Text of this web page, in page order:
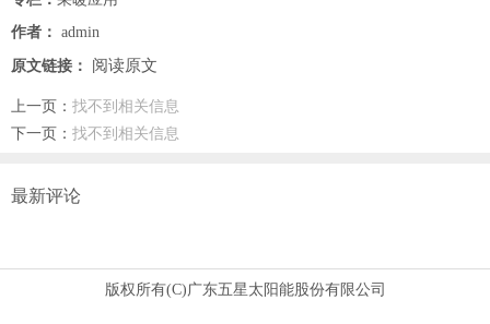
作者： admin
原文链接： 阅读原文
上一页： 找不到相关信息
下一页： 找不到相关信息
最新评论
版权所有(C)广东五星太阳能股份有限公司